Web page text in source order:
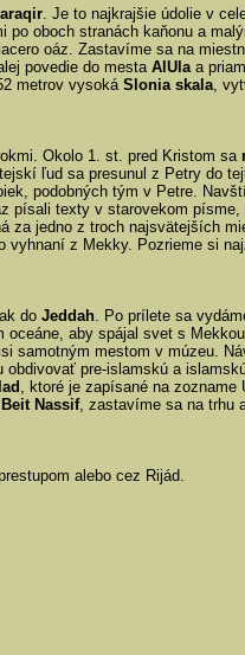
. Je to najkrajšie údolie v
oboch stranách kaňonu a
oáz. Zastavíme sa na
povedie do mestaAlUlaa
metrov vysoká Slonia skala,
Okolo 1. st. pred Kristom sa
ľud sa presunul z Petry do
podobných tým v Petre.
písali texty v starovekom písme,
za jedno z troch najsvätejších
vyhnaní z Mekky. Pozrieme si
do Jeddah. Po prílete sa
aby spájal svet s
samotným mestom v múzeu.
pre-islamskú a
, ktoré je zapísané na zozname
Nassif, zastavíme sa na trhu
alebo cez Rijád.